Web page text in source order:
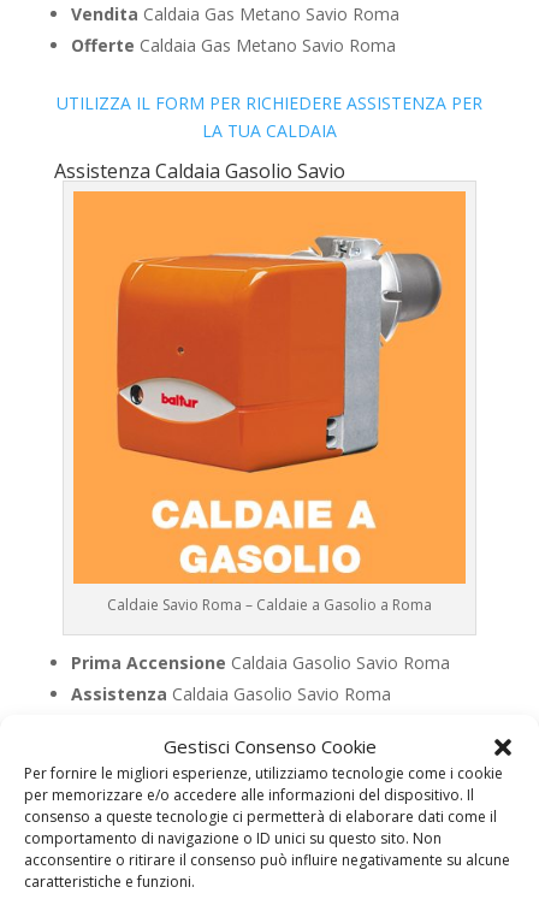
Gestisci Consenso Cookie
Per fornire le migliori esperienze, utilizziamo tecnologie come i cookie
per memorizzare e/o accedere alle informazioni del dispositivo. Il
consenso a queste tecnologie ci permetterà di elaborare dati come il
comportamento di navigazione o ID unici su questo sito. Non
acconsentire o ritirare il consenso può influire negativamente su alcune
caratteristiche e funzioni.
Vendita Caldaia Gas Metano Savio Roma
Offerte Caldaia Gas Metano Savio Roma
UTILIZZA IL FORM PER RICHIEDERE ASSISTENZA PER
LA TUA CALDAIA
Assistenza Caldaia Gasolio Savio
Caldaie Savio Roma – Caldaie a Gasolio a Roma
Prima Accensione Caldaia Gasolio Savio Roma
Assistenza Caldaia Gasolio Savio Roma
RiparazioneCaldaia Gasolio Savio Roma
Pronto InterventoCaldaia Gasolio Savio Roma
SostituzioneCaldaia Gasolio Savio Roma
PuliziaCaldaia Gasolio Savio Roma
Controllo Fumi